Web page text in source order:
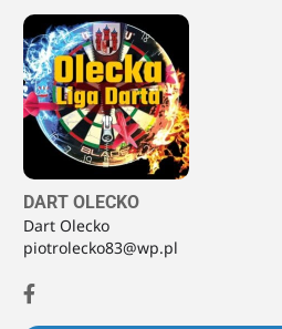
DART OLECKO
Dart Olecko
piotrolecko83@wp.pl